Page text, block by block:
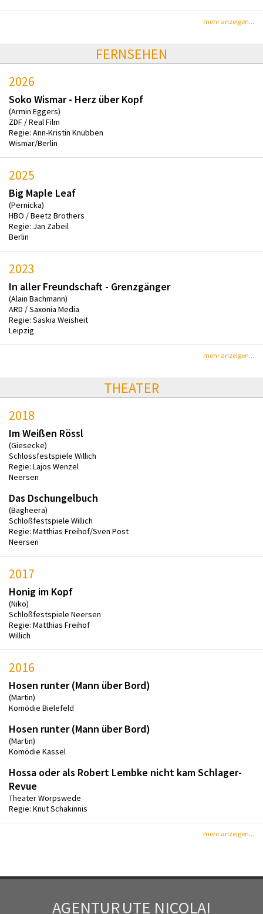
mehr anzeigen...
FERNSEHEN
2026
Soko Wismar - Herz über Kopf
(Armin Eggers)
ZDF / Real Film
Regie: Ann-Kristin Knubben
Wismar/Berlin
2025
Big Maple Leaf
(Pernicka)
HBO / Beetz Brothers
Regie: Jan Zabeil
Berlin
2023
In aller Freundschaft - Grenzgänger
(Alain Bachmann)
ARD / Saxonia Media
Regie: Saskia Weisheit
Leipzig
mehr anzeigen...
THEATER
2018
Im Weißen Rössl
(Giesecke)
Schlossfestspiele Willich
Regie: Lajos Wenzel
Neersen
Das Dschungelbuch
(Bagheera)
Schloßfestspiele Willich
Regie: Matthias Freihof/Sven Post
Neersen
2017
Honig im Kopf
(Niko)
Schloßfestspiele Neersen
Regie: Matthias Freihof
Willich
2016
Hosen runter (Mann über Bord)
(Martin)
Komödie Bielefeld
Hosen runter (Mann über Bord)
(Martin)
Komödie Kassel
Hossa oder als Robert Lembke nicht kam Schlager-
Revue
Theater Worpswede
Regie: Knut Schakinnis
mehr anzeigen...
AGENTURUTE NICOLAI